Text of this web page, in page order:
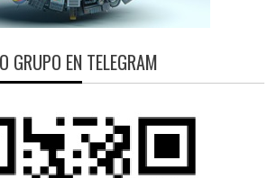
GRUPO EN TELEGRAM